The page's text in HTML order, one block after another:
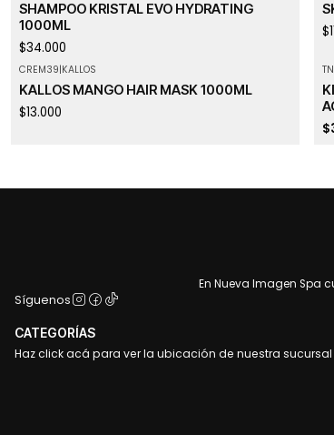
SHAMPOO KRISTAL EVO HYDRATING
1000ML
$34.000
CREM39|KALLOS
KALLOS MANGO HAIR MASK 1000ML
$13.000
En Nueva Imagen Spa
Síguenos
CATEGORÍAS
Haz click acá para ver la ubicación de nuestra